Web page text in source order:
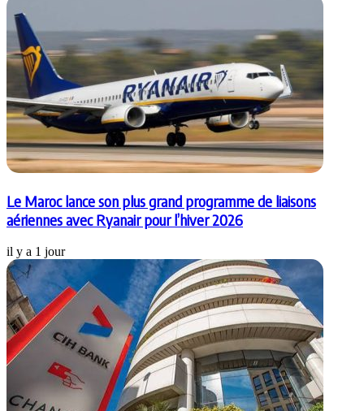
Le Maroc lance son plus grand programme de liaisons
aériennes avec Ryanair pour l’hiver 2026
il y a 1 jour